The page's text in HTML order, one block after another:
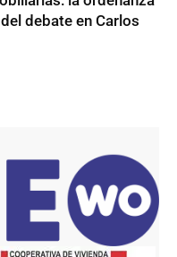
debate en Carlos